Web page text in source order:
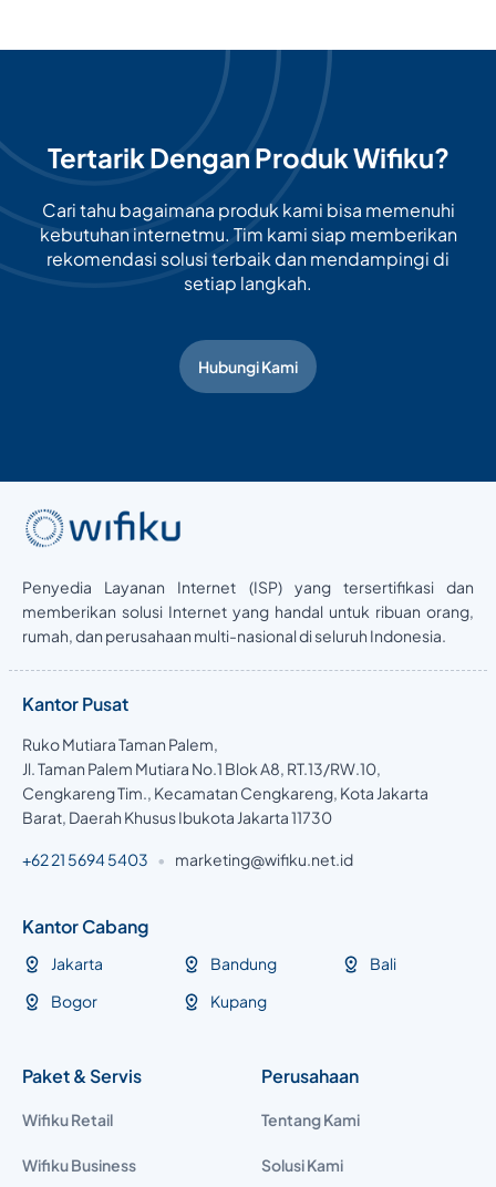
Tertarik Dengan Produk Wifiku?
Cari tahu bagaimana produk kami bisa memenuhi
kebutuhan internetmu. Tim kami siap memberikan
rekomendasi solusi terbaik dan mendampingi di
setiap langkah.
Hubungi Kami
Penyedia Layanan Internet (ISP) yang tersertifikasi dan
memberikan solusi Internet yang handal untuk ribuan orang,
rumah, dan perusahaan multi-nasional di seluruh Indonesia.
Kantor Pusat
Ruko Mutiara Taman Palem,
Jl. Taman Palem Mutiara No.1 Blok A8, RT.13/RW.10,
Cengkareng Tim., Kecamatan Cengkareng, Kota Jakarta
Barat, Daerah Khusus Ibukota Jakarta 11730
+62 21 5694 5403 • marketing@wifiku.net.id
Kantor Cabang
Jakarta
Bogor
Bandung
Kupang
Bali
Paket & Servis
Wifiku Retail
Wifiku Business
Perusahaan
Tentang Kami
Solusi Kami